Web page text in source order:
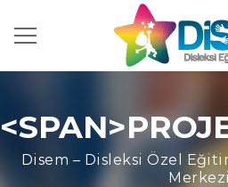
Disem – Disleksi Özel
Merkezi